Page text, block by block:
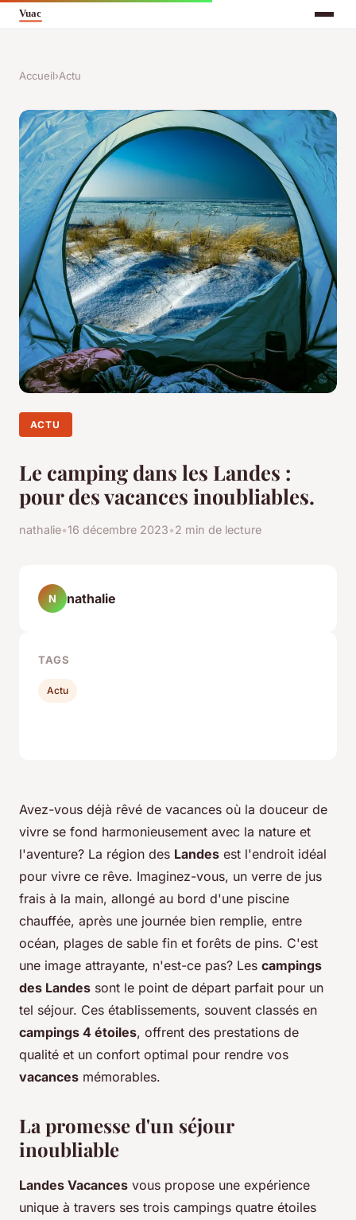
Accueil›Actu
ACTU
Le camping dans les Landes :
pour des vacances inoubliables.
nathalie•16 décembre 2023•2 min de lecture
Avez-vous déjà rêvé de vacances où la douceur de
vivre se fond harmonieusement avec la nature et
l'aventure? La région des Landes est l'endroit idéal
pour vivre ce rêve. Imaginez-vous, un verre de jus
frais à la main, allongé au bord d'une piscine
chauffée, après une journée bien remplie, entre
océan, plages de sable fin et forêts de pins. C'est
une image attrayante, n'est-ce pas? Les campings
des Landes sont le point de départ parfait pour un
tel séjour. Ces établissements, souvent classés en
campings 4 étoiles, offrent des prestations de
qualité et un confort optimal pour rendre vos
vacances mémorables.
La promesse d'un séjour
inoubliable
Landes Vacances vous propose une expérience
unique à travers ses trois campings quatre étoiles
N nathalie
TAGS
Actu